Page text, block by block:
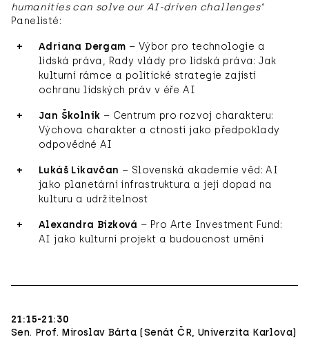
humanities can solve our AI-driven challenges"
Panelisté:
Adriana Dergam – Výbor pro technologie a
lidská práva, Rady vlády pro lidská práva: Jak
kulturní rámce a politické strategie zajistí
ochranu lidských práv v éře AI
Jan Školník – Centrum pro rozvoj charakteru:
Výchova charakter a ctností jako předpoklady
odpovědné AI
Lukáš Likavčan – Slovenská akademie věd: AI
jako planetární infrastruktura a její dopad na
kulturu a udržitelnost
Alexandra Bízková – Pro Arte Investment Fund:
AI jako kulturní projekt a budoucnost umění
21:15-21:30
Sen. Prof. Miroslav Bárta (Senát ČR, Univerzita Karlova)